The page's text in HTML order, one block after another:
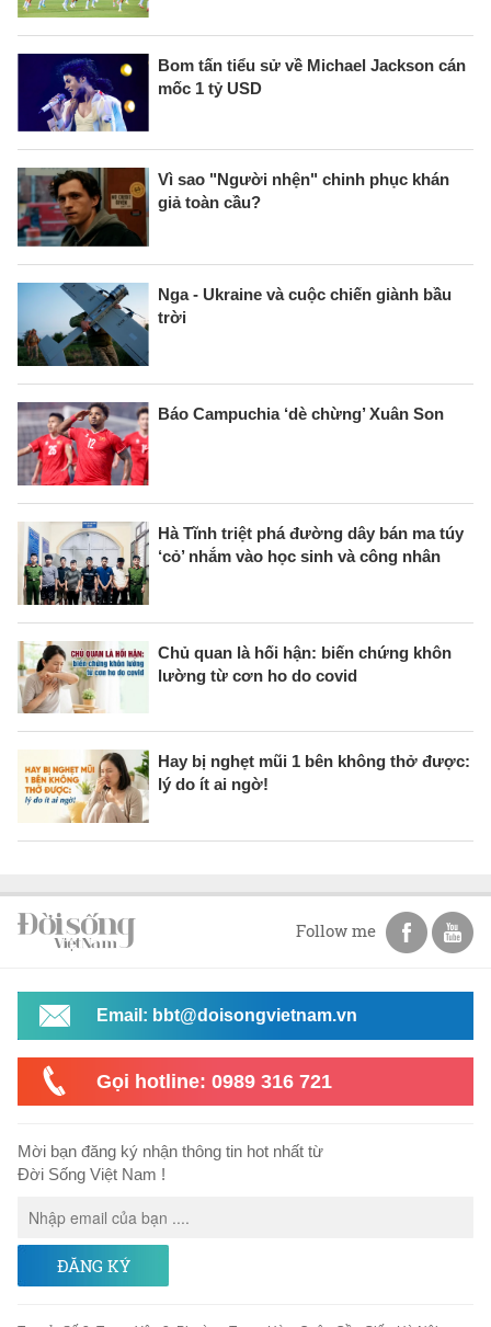
Bom tấn tiểu sử về Michael Jackson cán
mốc 1 tỷ USD
Vì sao "Người nhện" chinh phục khán
giả toàn cầu?
Nga - Ukraine và cuộc chiến giành bầu
trời
Báo Campuchia ‘dè chừng’ Xuân Son
Hà Tĩnh triệt phá đường dây bán ma túy
‘cỏ’ nhắm vào học sinh và công nhân
Chủ quan là hối hận: biến chứng khôn
lường từ cơn ho do covid
Hay bị nghẹt mũi 1 bên không thở được:
lý do ít ai ngờ!
Follow me
Email: bbt@doisongvietnam.vn
Gọi hotline: 0989 316 721
Mời bạn đăng ký nhận thông tin hot nhất từ
Đời Sống Việt Nam !
ĐĂNG KÝ